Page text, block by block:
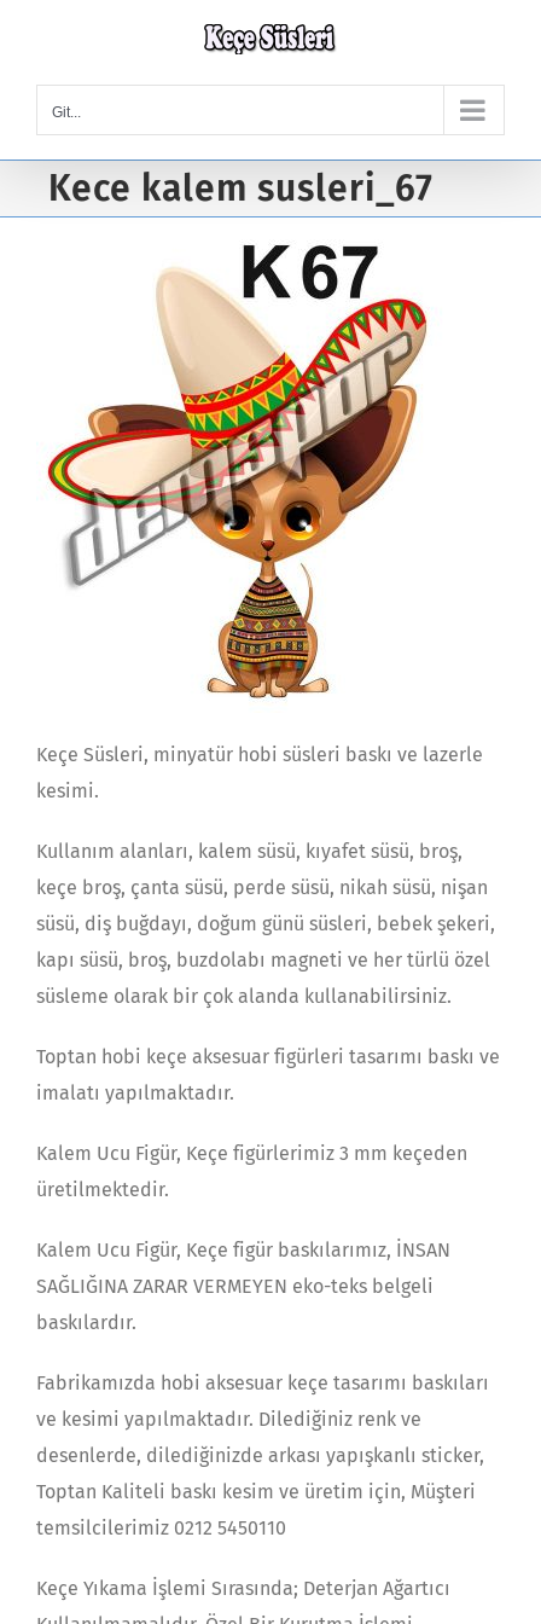
content
Git...
Kece kalem susleri_67
Keçe Süsleri, minyatür hobi süsleri baskı ve lazerle
kesimi.
Kullanım alanları, kalem süsü, kıyafet süsü, broş,
keçe broş, çanta süsü, perde süsü, nikah süsü, nişan
süsü, diş buğdayı, doğum günü süsleri, bebek şekeri,
kapı süsü, broş, buzdolabı magneti ve her türlü özel
süsleme olarak bir çok alanda kullanabilirsiniz.
Toptan hobi keçe aksesuar figürleri tasarımı baskı ve
imalatı yapılmaktadır.
Kalem Ucu Figür, Keçe figürlerimiz 3 mm keçeden
üretilmektedir.
Kalem Ucu Figür, Keçe figür baskılarımız, İNSAN
SAĞLIĞINA ZARAR VERMEYEN eko-teks belgeli
baskılardır.
Fabrikamızda hobi aksesuar keçe tasarımı baskıları
ve kesimi yapılmaktadır. Dilediğiniz renk ve
desenlerde, dilediğinizde arkası yapışkanlı sticker,
Toptan Kaliteli baskı kesim ve üretim için, Müşteri
temsilcilerimiz 0212 5450110
Keçe Yıkama İşlemi Sırasında; Deterjan Ağartıcı